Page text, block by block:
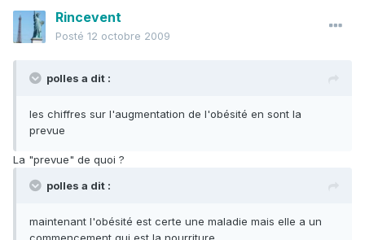
Rincevent
Posté 12 octobre 2009
polles a dit :
les chiffres sur l'augmentation de l'obésité en sont la
prevue
La "prevue" de quoi ?
polles a dit :
maintenant l'obésité est certe une maladie mais elle a un